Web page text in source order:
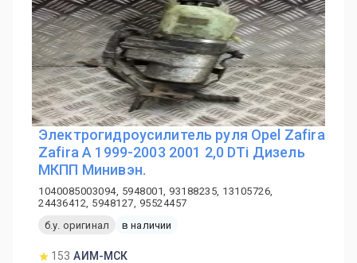
Электрогидроусилитель руля Opel Zafira
Zafira A 1999-2003 2001 2,0 DTi Дизель
МКПП Минивэн.
1040085003094, 5948001, 93188235, 13105726,
24436412, 5948127, 95524457
б.у. оригинал
в наличии
153 АИМ-МСК